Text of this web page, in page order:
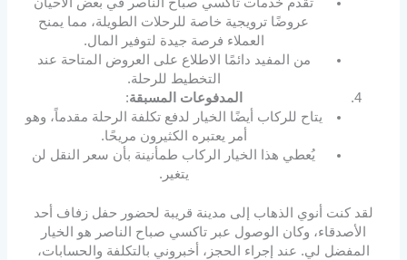
تقدم خدمات تاكسي صباح الناصر في بعض الأحيان
عروضًا ترويجية خاصة للرحلات الطويلة، مما يمنح
العملاء فرصة جيدة لتوفير المال.
من المفيد دائمًا الاطلاع على العروض المتاحة عند
التخطيط للرحلة.
المدفوعات المسبقة:
يتاح للركاب أيضًا الخيار لدفع تكلفة الرحلة مقدماً، وهو
أمر يعتبره الكثيرون مريحًا.
يُعطي هذا الخيار الركاب طمأنينة بأن سعر النقل لن
يتغير.
لقد كنت أنوي الذهاب إلى مدينة قريبة لحضور حفل زفاف أحد
الأصدقاء، وكان الوصول عبر تاكسي صباح الناصر هو الخيار
المفضل لي. عند إجراء الحجز، أخبروني بالتكلفة والحسابات،